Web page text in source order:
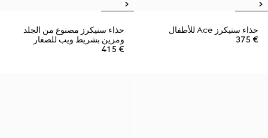
حذاء سنيكرز Ace للأطفال
€ 375
حذاء سنيكرز مصنوع من الجلد
ومزين بشريط ويب للصغار
€ 415